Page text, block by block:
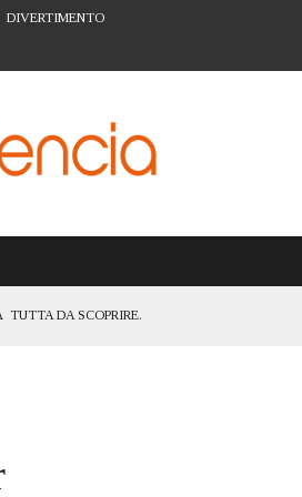
DIVERTIMENTO
DA SCOPRIRE.
URBANA DEL BARRIO DEL CARMEN
FIGLI: IL SISTEMA SCOLASTICO